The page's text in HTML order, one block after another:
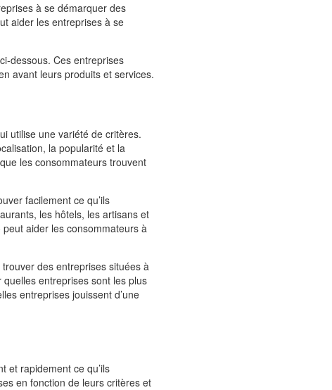
à se démarquer des
aider les entreprises à se
dessous. Ces entreprises
avant leurs produits et services.
utilise une variété de critères.
la popularité et la
les consommateurs trouvent
facilement ce qu’ils
les hôtels, les artisans et
aider les consommateurs à
des entreprises situées à
entreprises sont les plus
entreprises jouissent d’une
et rapidement ce qu’ils
en fonction de leurs critères et